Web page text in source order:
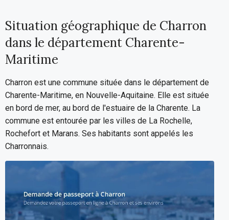
Situation géographique de Charron
dans le département Charente-
Maritime
Charron est une commune située dans le département de
Charente-Maritime, en Nouvelle-Aquitaine. Elle est située
en bord de mer, au bord de l'estuaire de la Charente. La
commune est entourée par les villes de La Rochelle,
Rochefort et Marans. Ses habitants sont appelés les
Charronnais.